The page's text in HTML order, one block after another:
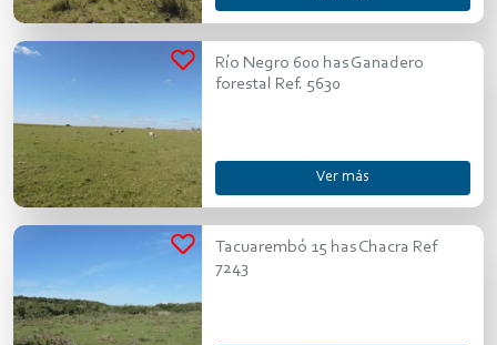
Río Negro 600 has Ganadero
forestal Ref. 5630
Ver más
Tacuarembó 15 has Chacra Ref
7243